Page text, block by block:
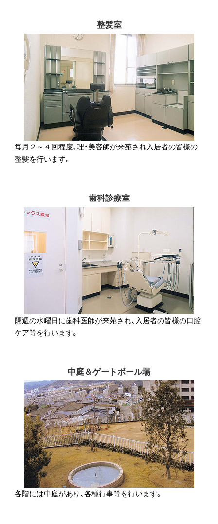
整髪室
毎月２～４回程度、理・美容師が来苑され入居者の皆様の
整髪を行います。
歯科診療室
隔週の水曜日に歯科医師が来苑され、入居者の皆様の口腔
ケア等を行います。
中庭＆ゲートボール場
各階には中庭があり、各種行事等を行います。